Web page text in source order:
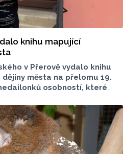
knihu mapující
v Přerově vydalo knihu
města na přelomu 19.
osobností, které
Podle autorky publikace
předcházelo 13 let
vychází u příležitosti
Přerova na královské město,
Chalupová.